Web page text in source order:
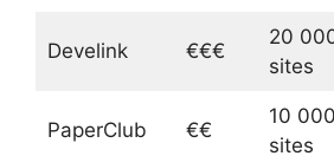
Develink €€€
20
sites
PaperClub €€
10
sites